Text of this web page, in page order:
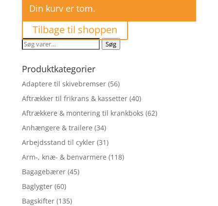
Din kurv er tom.
Tilbage til shoppen
Søg
Søg
Produktkategorier
Adaptere til skivebremser (56)
Aftrækker til frikrans & kassetter (40)
Aftrækkere & montering til krankboks (62)
Anhængere & trailere (34)
Arbejdsstand til cykler (31)
Arm-, knæ- & benvarmere (118)
Bagagebærer (45)
Baglygter (60)
Bagskifter (135)